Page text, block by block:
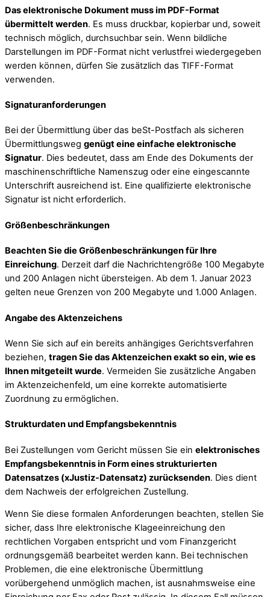
Das elektronische Dokument muss im PDF-Format
übermittelt werden. Es muss druckbar, kopierbar und, soweit
technisch möglich, durchsuchbar sein. Wenn bildliche
Darstellungen im PDF-Format nicht verlustfrei wiedergegeben
werden können, dürfen Sie zusätzlich das TIFF-Format
verwenden.
Signaturanforderungen
Bei der Übermittlung über das beSt-Postfach als sicheren
Übermittlungsweg genügt eine einfache elektronische
Signatur. Dies bedeutet, dass am Ende des Dokuments der
maschinenschriftliche Namenszug oder eine eingescannte
Unterschrift ausreichend ist. Eine qualifizierte elektronische
Signatur ist nicht erforderlich.
Größenbeschränkungen
Beachten Sie die Größenbeschränkungen für Ihre
Einreichung. Derzeit darf die Nachrichtengröße 100 Megabyte
und 200 Anlagen nicht übersteigen. Ab dem 1. Januar 2023
gelten neue Grenzen von 200 Megabyte und 1.000 Anlagen.
Angabe des Aktenzeichens
Wenn Sie sich auf ein bereits anhängiges Gerichtsverfahren
beziehen, tragen Sie das Aktenzeichen exakt so ein, wie es
Ihnen mitgeteilt wurde. Vermeiden Sie zusätzliche Angaben
im Aktenzeichenfeld, um eine korrekte automatisierte
Zuordnung zu ermöglichen.
Strukturdaten und Empfangsbekenntnis
Bei Zustellungen vom Gericht müssen Sie ein elektronisches
Empfangsbekenntnis in Form eines strukturierten
Datensatzes (xJustiz-Datensatz) zurücksenden. Dies dient
dem Nachweis der erfolgreichen Zustellung.
Wenn Sie diese formalen Anforderungen beachten, stellen Sie
sicher, dass Ihre elektronische Klageeinreichung den
rechtlichen Vorgaben entspricht und vom Finanzgericht
ordnungsgemäß bearbeitet werden kann. Bei technischen
Problemen, die eine elektronische Übermittlung
vorübergehend unmöglich machen, ist ausnahmsweise eine